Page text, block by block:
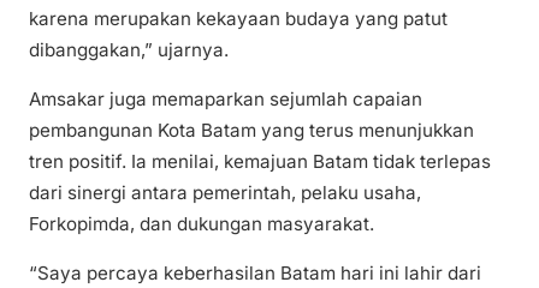
karena merupakan kekayaan budaya yang patut
dibanggakan,” ujarnya.
Amsakar juga memaparkan sejumlah capaian
pembangunan Kota Batam yang terus menunjukkan
tren positif. Ia menilai, kemajuan Batam tidak terlepas
dari sinergi antara pemerintah, pelaku usaha,
Forkopimda, dan dukungan masyarakat.
“Saya percaya keberhasilan Batam hari ini lahir dari